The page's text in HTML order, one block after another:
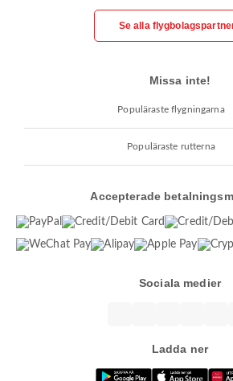
Se alla
Missa inte!
Populäraste flygningarna
Populäraste rutterna
Accepterade
Sociala medier
Ladda ner